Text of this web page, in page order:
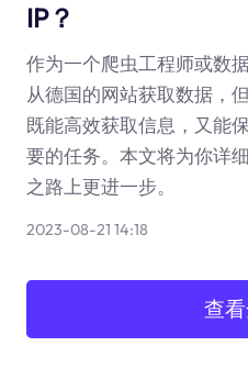
IP？
作为一个爬虫工程师或数
从德国的网站获取数据，
既能高效获取信息，又能
要的任务。本文将为你详
之路上更进一步。
2023-08-21 14:18
查